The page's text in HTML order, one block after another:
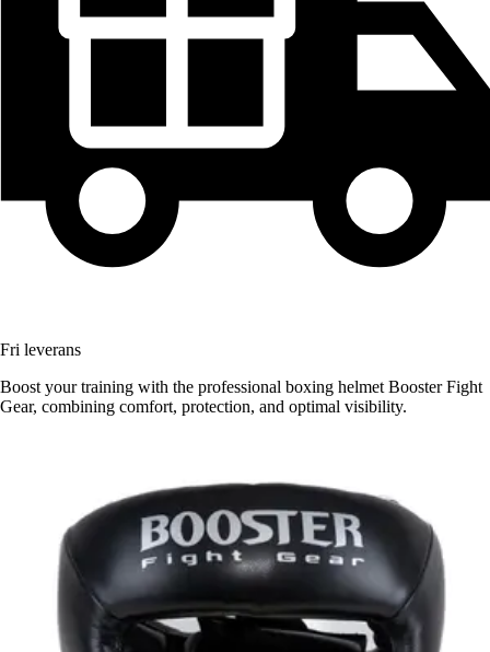
Fri leverans
Boost your training with the professional boxing helmet Booster Fight
Gear, combining comfort, protection, and optimal visibility.